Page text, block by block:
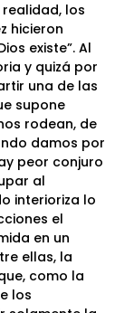
los
hicieron
existe”. Al
y quizá por
una de las
supone
rodean, de
damos por
peor conjuro
al
interioriza lo
el
en un
ellas, la
como la
los